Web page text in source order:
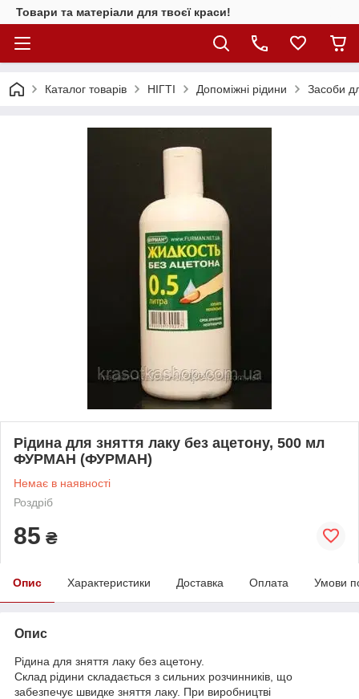
Товари та матеріали для твоєї краси!
Каталог товарiв НІГТІ Допоміжні рідини Засоби
Рідина для зняття лаку без ацетону, 500 мл
ФУРМАН (ФУРМАН)
Немає в наявності
Роздріб
85 ₴
Опис Характеристики Доставка Оплата Умови
Опис
Рідина для зняття лаку без ацетону.
Склад рідини складається з сильних розчинників, що
забезпечує швидке зняття лаку. При виробництві